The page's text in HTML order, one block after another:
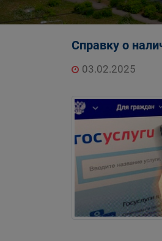
Справку о
03.02.2025